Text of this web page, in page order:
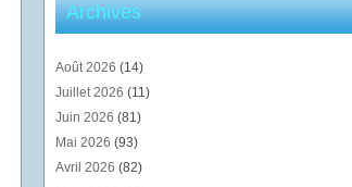
Archives
Août 2026 (14)
Juillet 2026 (11)
Juin 2026 (81)
Mai 2026 (93)
Avril 2026 (82)